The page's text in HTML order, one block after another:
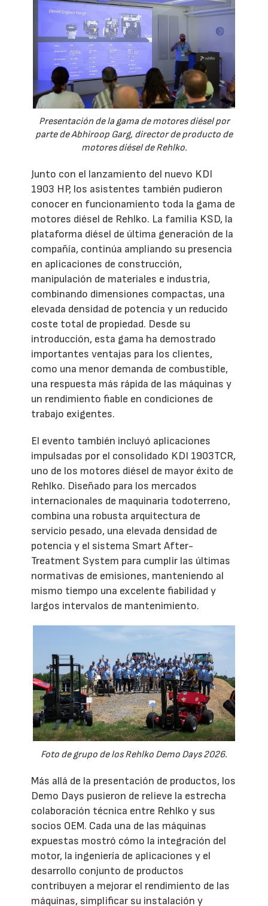
Presentación de la gama de motores diésel por
parte de Abhiroop Garg, director de producto de
motores diésel de Rehlko.
Junto con el lanzamiento del nuevo KDI
1903 HP, los asistentes también pudieron
conocer en funcionamiento toda la gama de
motores diésel de Rehlko. La familia KSD, la
plataforma diésel de última generación de la
compañía, continúa ampliando su presencia
en aplicaciones de construcción,
manipulación de materiales e industria,
combinando dimensiones compactas, una
elevada densidad de potencia y un reducido
coste total de propiedad. Desde su
introducción, esta gama ha demostrado
importantes ventajas para los clientes,
como una menor demanda de combustible,
una respuesta más rápida de las máquinas y
un rendimiento fiable en condiciones de
trabajo exigentes.
El evento también incluyó aplicaciones
impulsadas por el consolidado KDI 1903TCR,
uno de los motores diésel de mayor éxito de
Rehlko. Diseñado para los mercados
internacionales de maquinaria todoterreno,
combina una robusta arquitectura de
servicio pesado, una elevada densidad de
potencia y el sistema Smart After-
Treatment System para cumplir las últimas
normativas de emisiones, manteniendo al
mismo tiempo una excelente fiabilidad y
largos intervalos de mantenimiento.
Foto de grupo de los Rehlko Demo Days 2026.
Más allá de la presentación de productos, los
Demo Days pusieron de relieve la estrecha
colaboración técnica entre Rehlko y sus
socios OEM. Cada una de las máquinas
expuestas mostró cómo la integración del
motor, la ingeniería de aplicaciones y el
desarrollo conjunto de productos
contribuyen a mejorar el rendimiento de las
máquinas, simplificar su instalación y